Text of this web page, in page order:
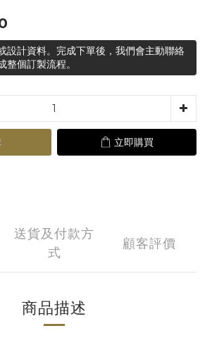
設計資料。完成下單後，我們會主動聯絡
個訂製流程。
立即購買
送貨及付款方
式
顧客評價
商品描述